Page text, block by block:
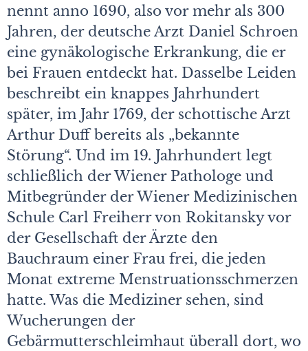
nennt anno 1690, also vor mehr als 300
Jahren, der deutsche Arzt Daniel Schroen
eine gynäkologische Erkrankung, die er
bei Frauen entdeckt hat. Dasselbe Leiden
beschreibt ein knappes Jahrhundert
später, im Jahr 1769, der schottische Arzt
Arthur Duff bereits als „bekannte
Störung“. Und im 19. Jahrhundert legt
schließlich der Wiener Pathologe und
Mitbegründer der Wiener Medizinischen
Schule Carl Freiherr von Rokitansky vor
der Gesellschaft der Ärzte den
Bauchraum einer Frau frei, die jeden
Monat extreme Menstruationsschmerzen
hatte. Was die Mediziner sehen, sind
Wucherungen der
Gebärmutterschleimhaut überall dort, wo